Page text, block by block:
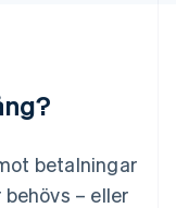
betalningar
– eller